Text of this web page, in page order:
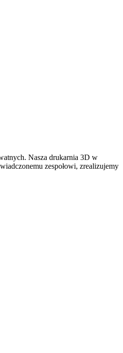
Nasza drukarnia 3D w
zespołowi, zrealizujemy